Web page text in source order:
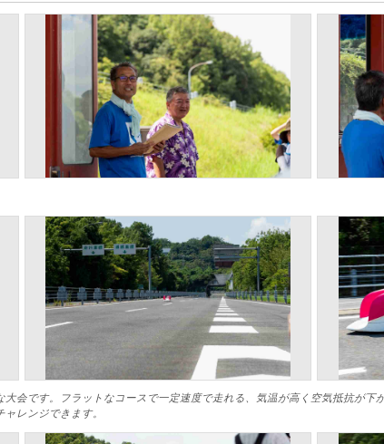
会です。フラットなコースで一定速度で走れる、気温が高く空気抵抗が
レンジできます。